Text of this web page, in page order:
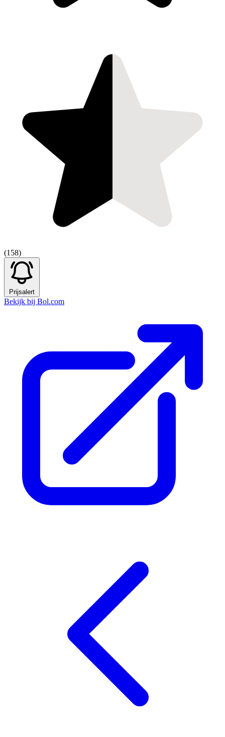
(158)
Prijsalert
Bekijk bij Bol.com